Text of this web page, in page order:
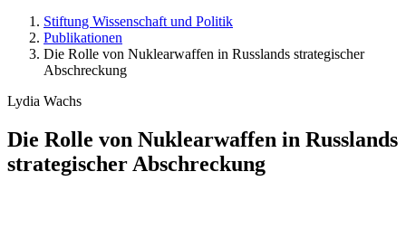
Stiftung Wissenschaft und Politik
Publikationen
Die Rolle von Nuklearwaffen in Russlands strategischer
Abschreckung
Lydia Wachs
Die Rolle von Nuklearwaffen in Russlands
strategischer Abschreckung